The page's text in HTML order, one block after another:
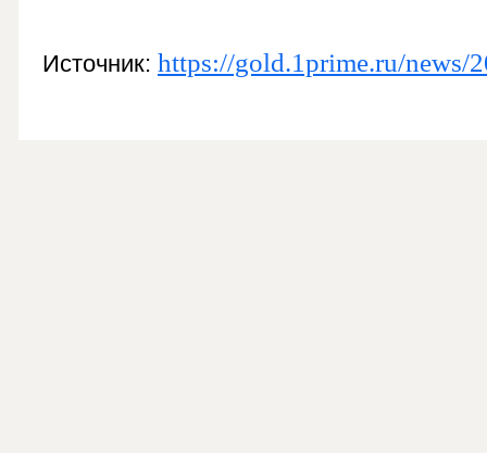
Источник: https://gold.1prime.ru/news/